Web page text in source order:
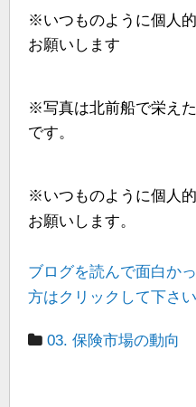
※いつものように個人
お願いします
※写真は北前船で栄え
です。
※いつものように個人
お願いします。
ブログを読んで面白か
方はクリックして下さい
03. 保険市場の動向